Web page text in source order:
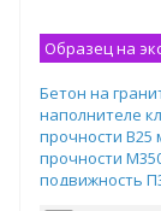
Образец на
Бетон на
наполнителе
прочности B25
прочности
подвижность